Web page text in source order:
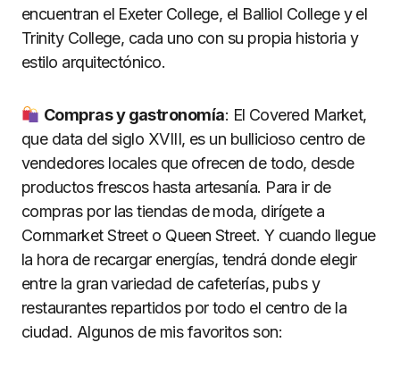
encuentran el Exeter College, el Balliol College y el
Trinity College, cada uno con su propia historia y
estilo arquitectónico.
Compras y gastronomía: El Covered Market,
que data del siglo XVIII, es un bullicioso centro de
vendedores locales que ofrecen de todo, desde
productos frescos hasta artesanía. Para ir de
compras por las tiendas de moda, dirígete a
Cornmarket Street o Queen Street. Y cuando llegue
la hora de recargar energías, tendrá donde elegir
entre la gran variedad de cafeterías, pubs y
restaurantes repartidos por todo el centro de la
ciudad. Algunos de mis favoritos son: